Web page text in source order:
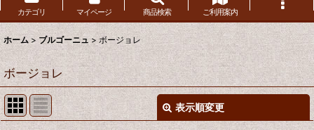
カテゴリ マイページ 商品検索 ご利用案内
ホーム > ブルゴーニュ > ボージョレ
ボージョレ
表示順変更